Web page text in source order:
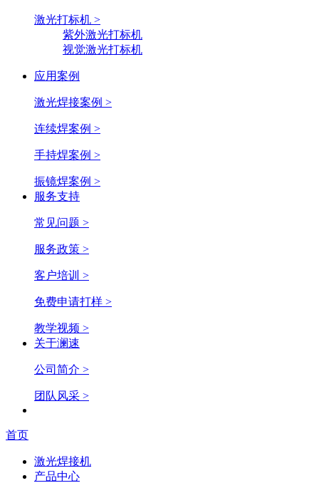
激光打标机 >
紫外激光打标机
视觉激光打标机
应用案例
激光焊接案例 >
连续焊案例 >
手持焊案例 >
振镜焊案例 >
服务支持
常见问题 >
服务政策 >
客户培训 >
免费申请打样 >
教学视频 >
关于澜速
公司简介 >
团队风采 >
首页
激光焊接机
产品中心